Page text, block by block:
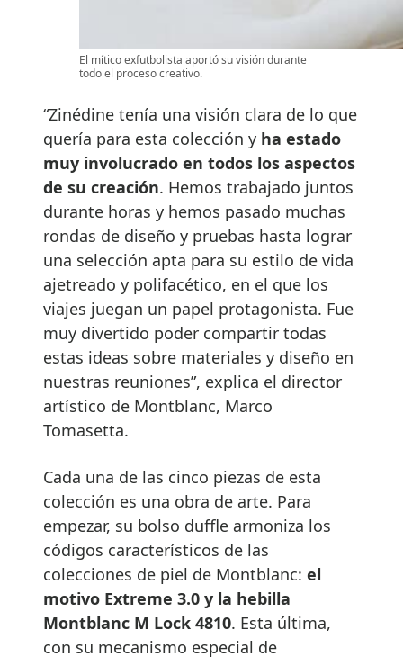
El mítico exfutbolista aportó su visión durante
todo el proceso creativo.
“Zinédine tenía una visión clara de lo que
quería para esta colección y ha estado
muy involucrado en todos los aspectos
de su creación. Hemos trabajado juntos
durante horas y hemos pasado muchas
rondas de diseño y pruebas hasta lograr
una selección apta para su estilo de vida
ajetreado y polifacético, en el que los
viajes juegan un papel protagonista. Fue
muy divertido poder compartir todas
estas ideas sobre materiales y diseño en
nuestras reuniones”, explica el director
artístico de Montblanc, Marco
Tomasetta.
Cada una de las cinco piezas de esta
colección es una obra de arte. Para
empezar, su bolso duffle armoniza los
códigos característicos de las
colecciones de piel de Montblanc: el
motivo Extreme 3.0 y la hebilla
Montblanc M Lock 4810. Esta última,
con su mecanismo especial de